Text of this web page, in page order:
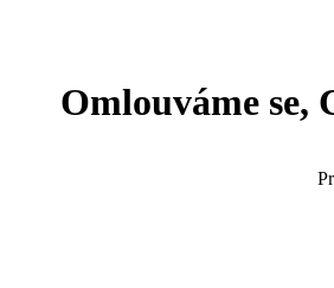
Omlouváme